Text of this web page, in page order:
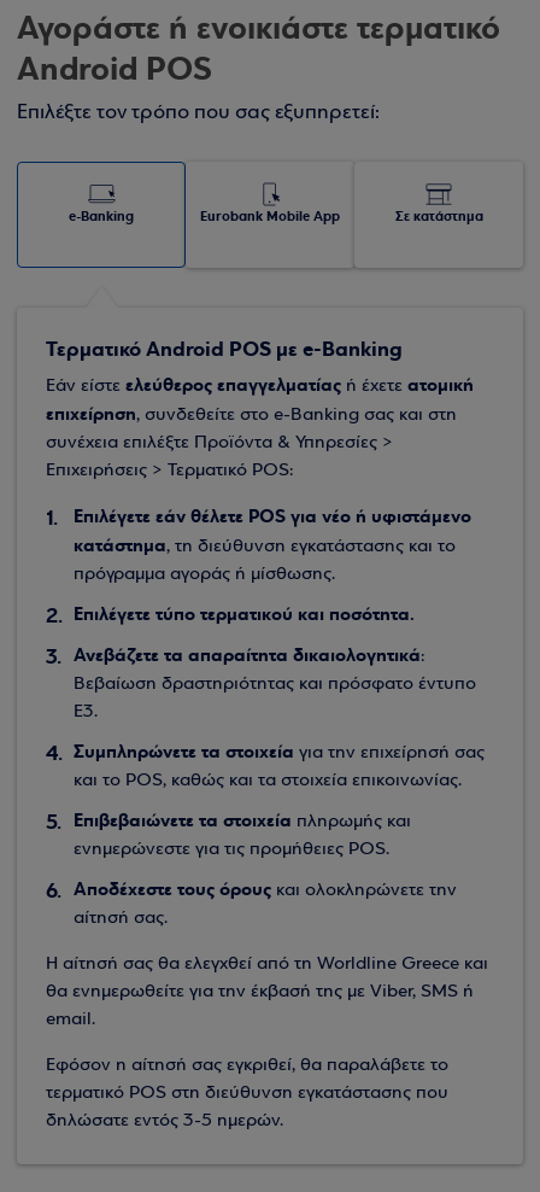
Αγοράστε ή ενοικιάστε τερματικό
Android POS
Επιλέξτε τον τρόπο που σας εξυπηρετεί:
e-Banking Eurobank Mobile App Σε κατάστημα
Τερματικό Android POS με e-Banking
Εάν είστε ελεύθερος επαγγελματίας ή έχετε ατομική
επιχείρηση, συνδεθείτε στο e-Banking σας και στη
συνέχεια επιλέξτε Προϊόντα & Υπηρεσίες >
Επιχειρήσεις > Τερματικό POS:
Επιλέγετε εάν θέλετε POS για νέο ή υφιστάμενο
κατάστημα, τη διεύθυνση εγκατάστασης και το
πρόγραμμα αγοράς ή μίσθωσης.
Επιλέγετε τύπο τερματικού και ποσότητα.
Ανεβάζετε τα απαραίτητα δικαιολογητικά:
Βεβαίωση δραστηριότητας και πρόσφατο έντυπο
Ε3.
Συμπληρώνετε τα στοιχεία για την επιχείρησή σας
και το POS, καθώς και τα στοιχεία επικοινωνίας.
Επιβεβαιώνετε τα στοιχεία πληρωμής και
ενημερώνεστε για τις προμήθειες POS.
Αποδέχεστε τους όρους και ολοκληρώνετε την
αίτησή σας.
Η αίτησή σας θα ελεγχθεί από τη Worldline Greece και
θα ενημερωθείτε για την έκβασή της με Viber, SMS ή
email.
Εφόσον η αίτησή σας εγκριθεί, θα παραλάβετε το
τερματικό POS στη διεύθυνση εγκατάστασης που
δηλώσατε εντός 3-5 ημερών.